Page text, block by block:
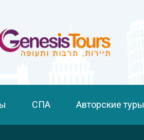
СПА Авторские туры